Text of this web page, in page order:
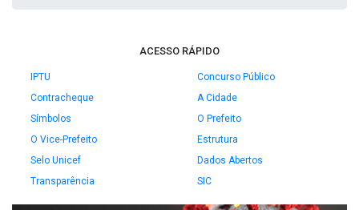
ACESSO RÁPIDO
IPTU
Concurso Público
Contracheque
A Cidade
Símbolos
O Prefeito
O Vice-Prefeito
Estrutura
Selo Unicef
Dados Abertos
Transparência
SIC